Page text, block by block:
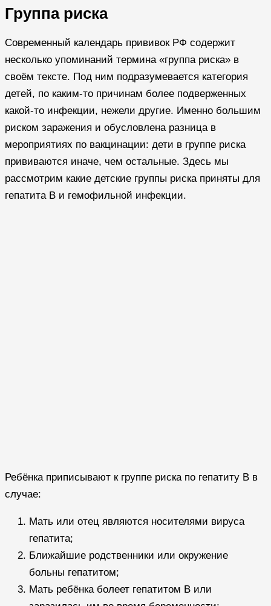
Группа риска
Современный календарь прививок РФ содержит
несколько упоминаний термина «группа риска» в
своём тексте. Под ним подразумевается категория
детей, по каким-то причинам более подверженных
какой-то инфекции, нежели другие. Именно большим
риском заражения и обусловлена разница в
мероприятиях по вакцинации: дети в группе риска
прививаются иначе, чем остальные. Здесь мы
рассмотрим какие детские группы риска приняты для
гепатита B и гемофильной инфекции.
Ребёнка приписывают к группе риска по гепатиту B в
случае:
Мать или отец являются носителями вируса
гепатита;
Ближайшие родственники или окружение
больны гепатитом;
Мать ребёнка болеет гепатитом B или